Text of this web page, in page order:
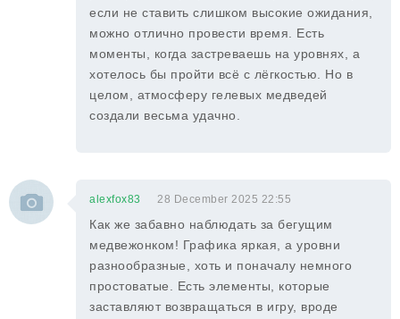
если не ставить слишком высокие ожидания,
можно отлично провести время. Есть
моменты, когда застреваешь на уровнях, а
хотелось бы пройти всё с лёгкостью. Но в
целом, атмосферу гелевых медведей
создали весьма удачно.
alexfox83 28 December 2025 22:55
Как же забавно наблюдать за бегущим
медвежонком! Графика яркая, а уровни
разнообразные, хоть и поначалу немного
простоватые. Есть элементы, которые
заставляют возвращаться в игру, вроде